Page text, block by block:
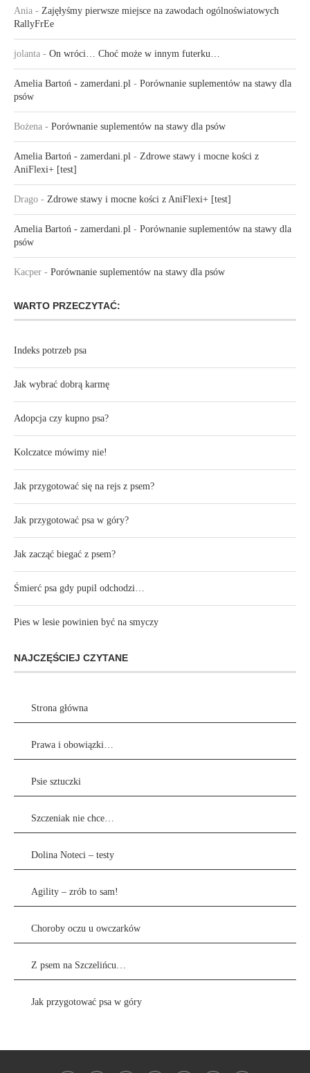
Ania - Zajęłyśmy pierwsze miejsce na zawodach ogólnoświatowych
RallyFrEe
jolanta - On wróci… Choć może w innym futerku…
Amelia Bartoń - zamerdani.pl - Porównanie suplementów na stawy dla
psów
Bożena - Porównanie suplementów na stawy dla psów
Amelia Bartoń - zamerdani.pl - Zdrowe stawy i mocne kości z
AniFlexi+ [test]
Drago - Zdrowe stawy i mocne kości z AniFlexi+ [test]
Amelia Bartoń - zamerdani.pl - Porównanie suplementów na stawy dla
psów
Kacper - Porównanie suplementów na stawy dla psów
WARTO PRZECZYTAĆ:
Indeks potrzeb psa
Jak wybrać dobrą karmę
Adopcja czy kupno psa?
Kolczatce mówimy nie!
Jak przygotować się na rejs z psem?
Jak przygotować psa w góry?
Jak zacząć biegać z psem?
Śmierć psa gdy pupil odchodzi…
Pies w lesie powinien być na smyczy
NAJCZĘŚCIEJ CZYTANE
Strona główna
Prawa i obowiązki…
Psie sztuczki
Szczeniak nie chce…
Dolina Noteci – testy
Agility – zrób to sam!
Choroby oczu u owczarków
Z psem na Szczelińcu…
Jak przygotować psa w góry